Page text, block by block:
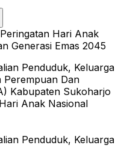
Penduduk, Keluarga
Perempuan Dan
Kabupaten Sukoharjo
Anak Nasional
Penduduk, Keluarga